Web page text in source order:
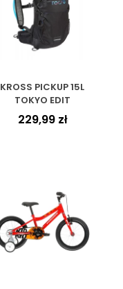
KROSS PICKUP 15L
TOKYO EDIT
229,99 zł